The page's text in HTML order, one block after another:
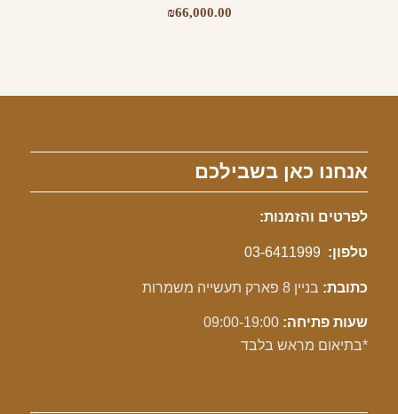
₪66,000.00
אנחנו כאן בשבילכם
לפרטים והזמנות:
טלפון: 03-6411999
כתובת: בניין 8 פארק תעשייה משמרות
שעות פתיחה:
*בתיאום מראש בלבד